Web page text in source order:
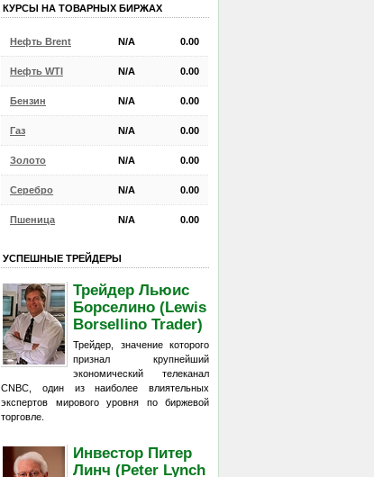
КУРСЫ НА ТОВАРНЫХ БИРЖАХ
Нефть Brent N/A 0.00
Нефть WTI N/A 0.00
Бензин N/A 0.00
Газ N/A 0.00
Золото N/A 0.00
Серебро N/A 0.00
Пшеница N/A 0.00
УСПЕШНЫЕ ТРЕЙДЕРЫ
Трейдер Льюис
Борселино (Lewis
Borsellino Trader)
Трейдер, значение которого
признал крупнейший
экономический телеканал
CNBC, один из наиболее влиятельных
экспертов мирового уровня по биржевой
торговле.
Инвестор Питер
Линч (Peter Lynch